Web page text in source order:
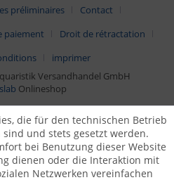
préliminaires
Contact
paiement
Droit de rétractation
imprimer
Versandhandel GmbH
Onlineshop
die für den technischen Betrieb
und stets gesetzt werden.
bei Benutzung dieser Website
dienen oder die Interaktion mit
Netzwerken vereinfachen